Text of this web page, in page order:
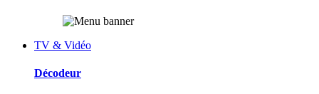
TV & Vidéo
Décodeur